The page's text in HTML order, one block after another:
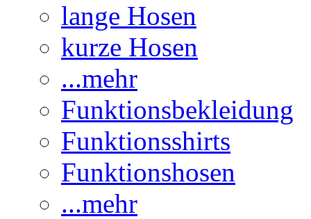
lange Hosen
kurze Hosen
...mehr
Funktionsbekleidung
Funktionsshirts
Funktionshosen
...mehr